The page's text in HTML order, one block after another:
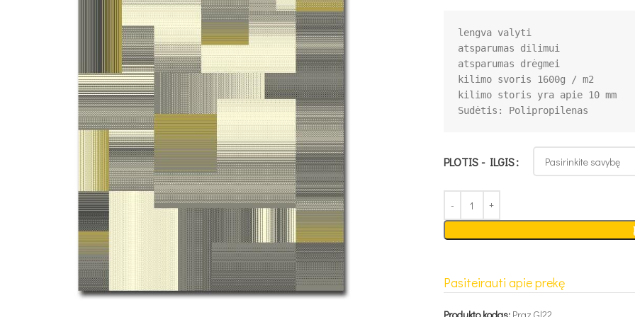
lengva valyti
atsparumas dilimui
atsparumas drėgmei
kilimo svoris 1600g / m2
kilimo storis yra apie 10 mm
PLOTIS - ILGIS
Pasiteirauti apie prekę